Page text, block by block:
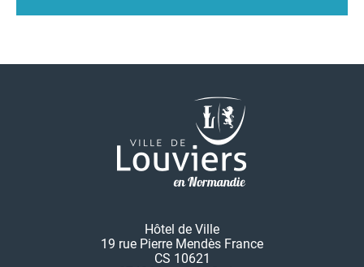
Hôtel de Ville
19 rue Pierre Mendès France
CS 10621